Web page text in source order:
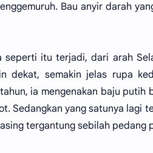
Bau anyir darah
seperti itu terjadi, dari arah
dekat, semakin jelas rupa
ia mengenakan baju putih
Sedangkan yang satunya lagi
tergantung sebilah pedang